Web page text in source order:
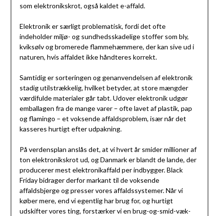
som elektronikskrot, også kaldet e-affald.
Elektronik er særligt problematisk, fordi det ofte
indeholder miljø- og sundhedsskadelige stoffer som bly,
kviksølv og bromerede flammehæmmere, der kan sive ud i
naturen, hvis affaldet ikke håndteres korrekt.
Samtidig er sorteringen og genanvendelsen af elektronik
stadig utilstrækkelig, hvilket betyder, at store mængder
værdifulde materialer går tabt. Udover elektronik udgør
emballagen fra de mange varer – ofte lavet af plastik, pap
og flamingo – et voksende affaldsproblem, især når det
kasseres hurtigt efter udpakning.
På verdensplan anslås det, at vi hvert år smider millioner af
ton elektronikskrot ud, og Danmark er blandt de lande, der
producerer mest elektronikaffald per indbygger. Black
Friday bidrager derfor markant til de voksende
affaldsbjerge og presser vores affaldssystemer. Når vi
køber mere, end vi egentlig har brug for, og hurtigt
udskifter vores ting, forstærker vi en brug-og-smid-væk-